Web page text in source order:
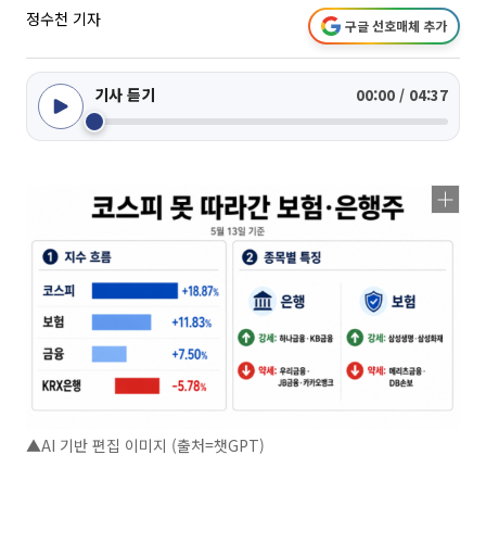
정수천 기자 구글 선호매체 추가
기사 듣기 00:00 / 04:37
▲AI 기반 편집 이미지 (출처=챗GPT)